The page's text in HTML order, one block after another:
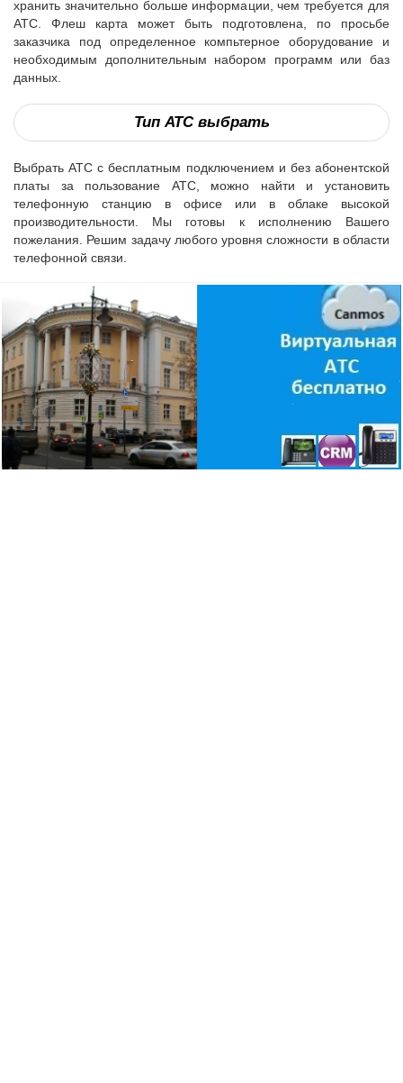
хранить значительно больше информации, чем требуется для
АТС. Флеш карта может быть подготовлена, по просьбе
заказчика под определенное компьтерное оборудование и
необходимым дополнительным набором программ или баз
данных.
Тип АТС выбрать
Выбрать АТС с бесплатным подключением и без абонентской
платы за пользование АТС, можно найти и установить
телефонную станцию в офисе или в облаке высокой
производительности. Мы готовы к исполнению Вашего
пожелания. Решим задачу любого уровня сложности в области
телефонной связи.